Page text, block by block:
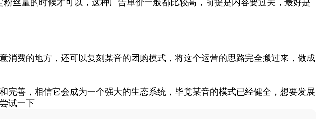
丝量的时候才可以，这种广告单价一般都比较高，前提是内容要过关，最好是
消费的地方，还可以复刻某音的团购模式，将这个运营的思路完全搬过来，做成
完善，相信它会成为一个强大的生态系统，毕竟某音的模式已经健全，想要发展
试一下